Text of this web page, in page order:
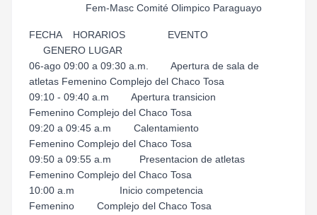
Fem-Masc Comité Olimpico Paraguayo
FECHA HORARIOS EVENTO
GENERO LUGAR
06-ago 09:00 a 09:30 a.m. Apertura de sala de
atletas Femenino Complejo del Chaco Tosa
09:10 - 09:40 a.m Apertura transicion
Femenino Complejo del Chaco Tosa
09:20 a 09:45 a.m Calentamiento
Femenino Complejo del Chaco Tosa
09:50 a 09:55 a.m Presentacion de atletas
Femenino Complejo del Chaco Tosa
10:00 a.m Inicio competencia
Femenino Complejo del Chaco Tosa